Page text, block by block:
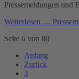
Pressemeldungen und
Weiterlesen …
Seite 6 von 80
Anfang
Zurück
3